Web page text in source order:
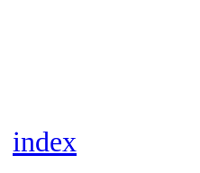
index